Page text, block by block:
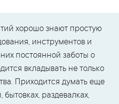
хорошо знают простую
инструментов и
постоянной заботы о
вкладывать не только
Приходится думать еще
бытовках, раздевалках,